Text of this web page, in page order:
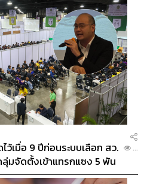
ว้เมื่อ 9 ปีก่อนระบบเลือก สว.
มจัดตั้งเข้าแทรกแซง 5 พัน
...